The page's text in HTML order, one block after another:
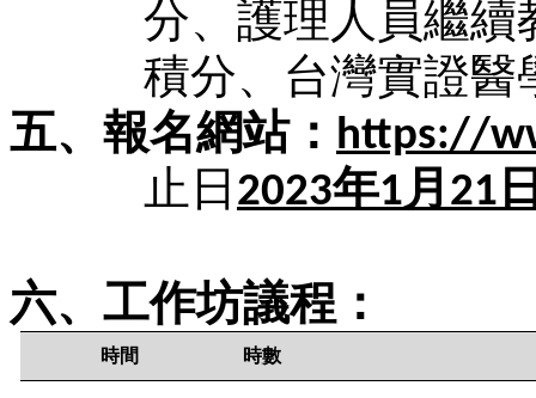
分、護理人員繼續
積分、台灣實證醫
五、報名網站： https://
止日 2023年1月 21
六、工作坊議程：
時間 時數